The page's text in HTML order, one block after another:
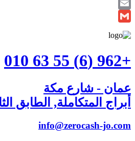
Twitter
Email
Gmail
+962 (6) 55 63 010
عمان - شارع مكة
أبراج المتكاملة, الطابق
info@zerocash-jo.com